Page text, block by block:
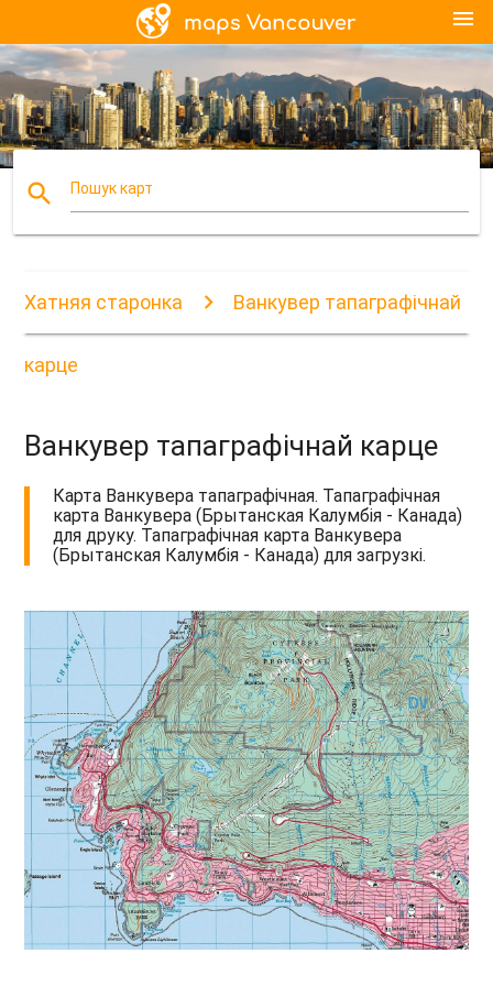
menu
search Пошук карт
Хатняя старонка Ванкувер тапаграфічнай
карце
Ванкувер тапаграфічнай карце
Карта Ванкувера тапаграфічная. Тапаграфічная
карта Ванкувера (Брытанская Калумбія - Канада)
для друку. Тапаграфічная карта Ванкувера
(Брытанская Калумбія - Канада) для загрузкі.